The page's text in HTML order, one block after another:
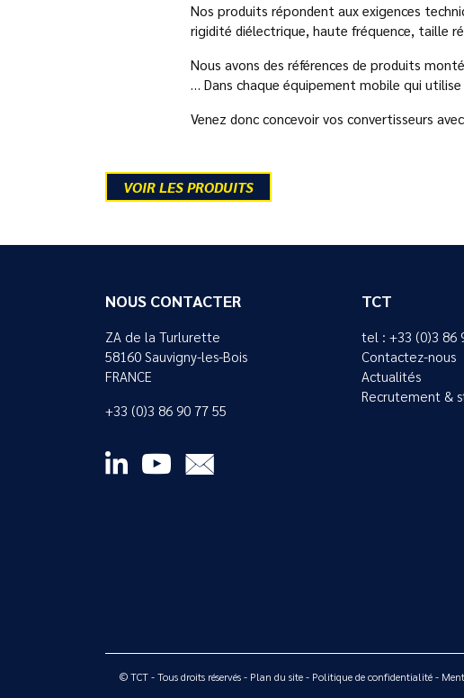
Nos produits répondent aux exigences
rigidité diélectrique, haute fréquence, taille
Nous avons des références de produits
… Dans chaque équipement mobile qui
Venez donc concevoir vos convertisseurs
VOIR LES PRODUITS
NOUS CONTACTER
ZA de la Turlurette
58160 Sauvigny-les-Bois
FRANCE
+33 (0)3 86 90 77 55
TCT
tel : +33 (0)3 86
Contactez-nous
Actualités
Recrutement &
© TCT - Tous droits réservés - Plan du site- Politique de confidentialité-